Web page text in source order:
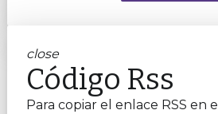
close
Código Rss
Para copiar el enlace RSS en el